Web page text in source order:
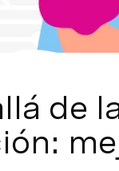
de